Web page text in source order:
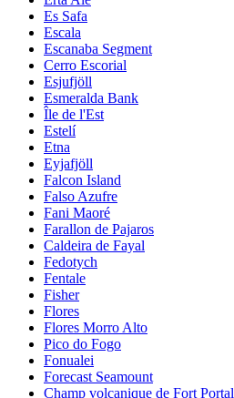
Es Safa
Escala
Escanaba Segment
Cerro Escorial
Esjufjöll
Esmeralda Bank
Île de l'Est
Estelí
Etna
Eyjafjöll
Falcon Island
Falso Azufre
Fani Maoré
Farallon de Pajaros
Caldeira de Fayal
Fedotych
Fentale
Fisher
Flores
Flores Morro Alto
Pico do Fogo
Fonualei
Forecast Seamount
Champ volcanique de Fort Portal